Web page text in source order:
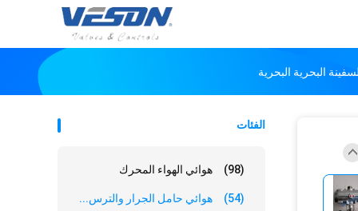
الفئات
هوائي الهواء المحرك (98)
هوائي حامل الجرار والترس... (54)